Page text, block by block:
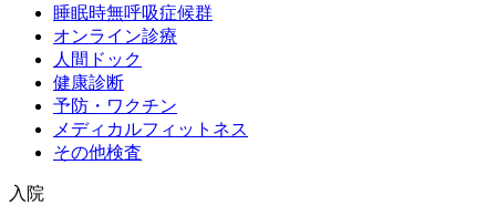
睡眠時無呼吸症候群
オンライン診療
人間ドック
健康診断
予防・ワクチン
メディカルフィットネス
その他検査
入院